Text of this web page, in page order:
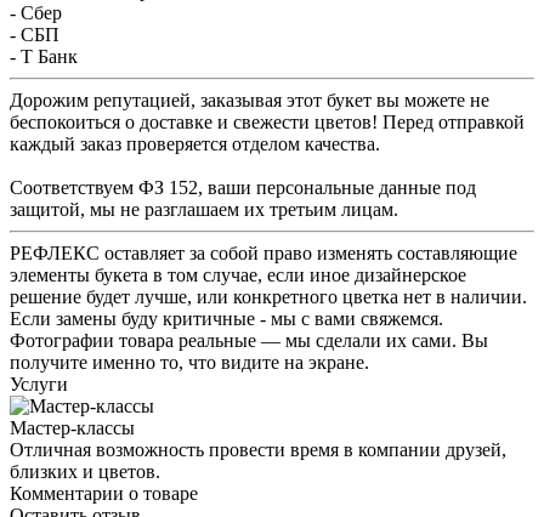
- Сбер
- СБП
- Т Банк
Дорожим репутацией, заказывая этот букет вы можете не
беспокоиться о доставке и свежести цветов! Перед отправкой
каждый заказ проверяется отделом качества.
Соответствуем ФЗ 152, ваши персональные данные под
защитой, мы не разглашаем их третьим лицам.
РЕФЛЕКС оставляет за собой право изменять составляющие
элементы букета в том случае, если иное дизайнерское
решение будет лучше, или конкретного цветка нет в наличии.
Если замены буду критичные - мы с вами свяжемся.
Фотографии товара реальные — мы сделали их сами. Вы
получите именно то, что видите на экране.
Услуги
Мастер-классы
Отличная возможность провести время в компании друзей,
близких и цветов.
Комментарии о товаре